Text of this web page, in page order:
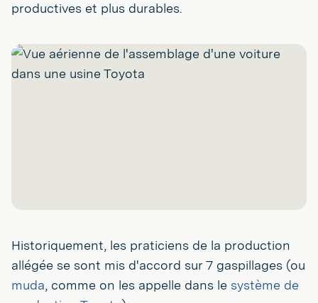
productives et plus durables.
Historiquement, les praticiens de la production
allégée se sont mis d'accord sur 7 gaspillages (ou
muda, comme on les appelle dans le système de